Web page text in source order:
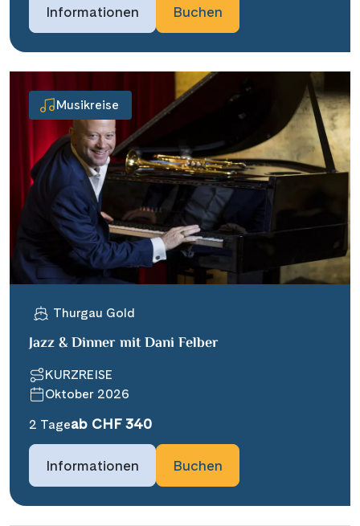
Informationen Buchen
Musikreise
Thurgau Gold
Jazz & Dinner mit Dani Felber
KURZREISE
Oktober 2026
2 Tageab CHF 340
Informationen Buchen